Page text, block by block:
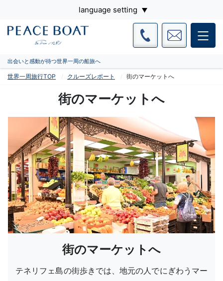
language setting
出会いと感動が待つ世界一周の船旅へ
世界一周旅行TOP クルーズレポート 街のマーケットへ
街のマーケットへ
街のマーケットへ
テネリフェ島の街歩きでは、地元の人でにぎわうマー